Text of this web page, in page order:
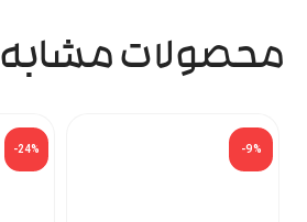
محصولات مشابه
-9%
-24%